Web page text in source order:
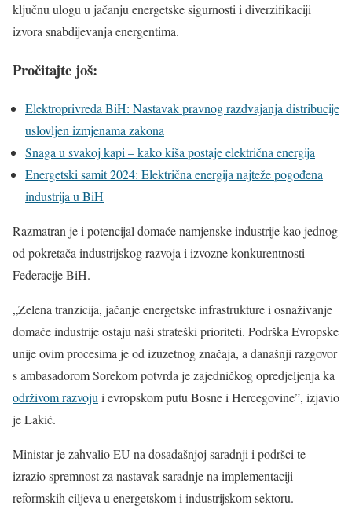
ključnu ulogu u jačanju energetske sigurnosti i diverzifikaciji
izvora snabdijevanja energentima.
Pročitajte još:
Elektroprivreda BiH: Nastavak pravnog razdvajanja distribucije
uslovljen izmjenama zakona
Snaga u svakoj kapi – kako kiša postaje električna energija
Energetski samit 2024: Električna energija najteže pogođena
industrija u BiH
Razmatran je i potencijal domaće namjenske industrije kao jednog
od pokretača industrijskog razvoja i izvozne konkurentnosti
Federacije BiH.
„Zelena tranzicija, jačanje energetske infrastrukture i osnaživanje
domaće industrije ostaju naši strateški prioriteti. Podrška Evropske
unije ovim procesima je od izuzetnog značaja, a današnji razgovor
s ambasadorom Sorekom potvrda je zajedničkog opredjeljenja ka
održivom razvoju i evropskom putu Bosne i Hercegovine”, izjavio
je Lakić.
Ministar je zahvalio EU na dosadašnjoj saradnji i podršci te
izrazio spremnost za nastavak saradnje na implementaciji
reformskih ciljeva u energetskom i industrijskom sektoru.